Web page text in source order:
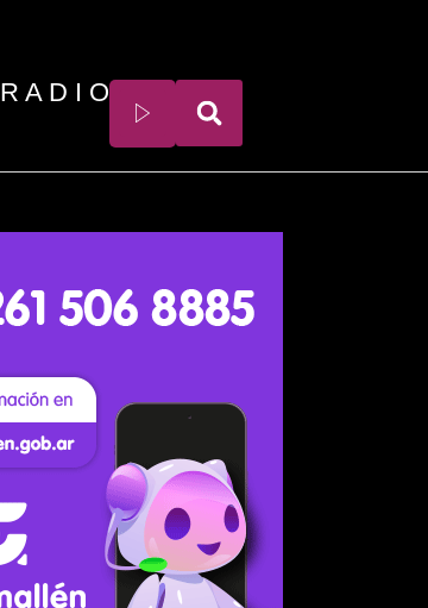
R A D I O